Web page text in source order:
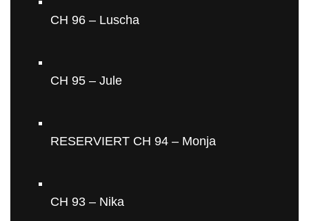
CH 96 – Luscha
CH 95 – Jule
RESERVIERT CH 94 – Monja
CH 93 – Nika